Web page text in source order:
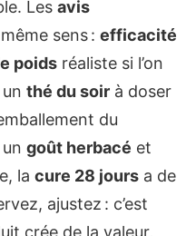
Les avis
sens : efficacité
poids réaliste si l’on
thé du soir à doser
du
goût herbacé et
la cure 28 jours a de
ajustez : c’est